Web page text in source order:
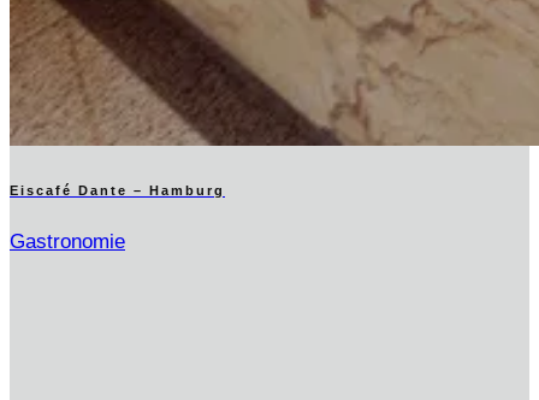
Eiscafé Dante – Hamburg
Gastronomie